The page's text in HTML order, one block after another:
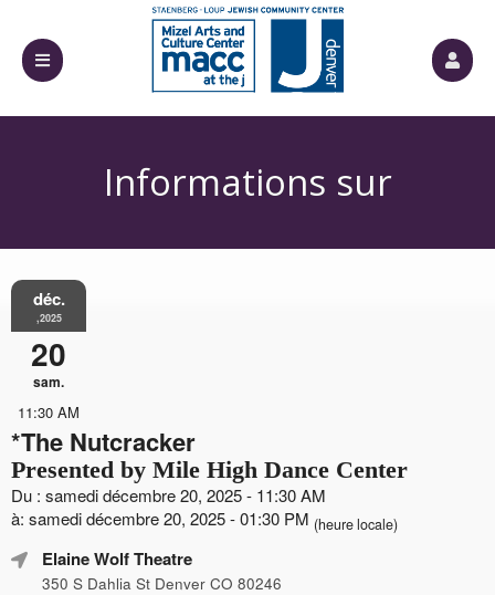
Informations sur
déc.
,2025
20
sam.
11:30 AM
*The Nutcracker
Presented by Mile High Dance Center
Du : samedi décembre 20, 2025 - 11:30 AM
à: samedi décembre 20, 2025 - 01:30 PM (heure locale)
Elaine Wolf Theatre
350 S Dahlia St Denver CO 80246